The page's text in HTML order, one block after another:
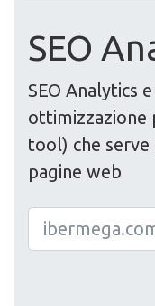
SEO
SEO Analytics
ottimizzazione
tool) che serve
pagine web